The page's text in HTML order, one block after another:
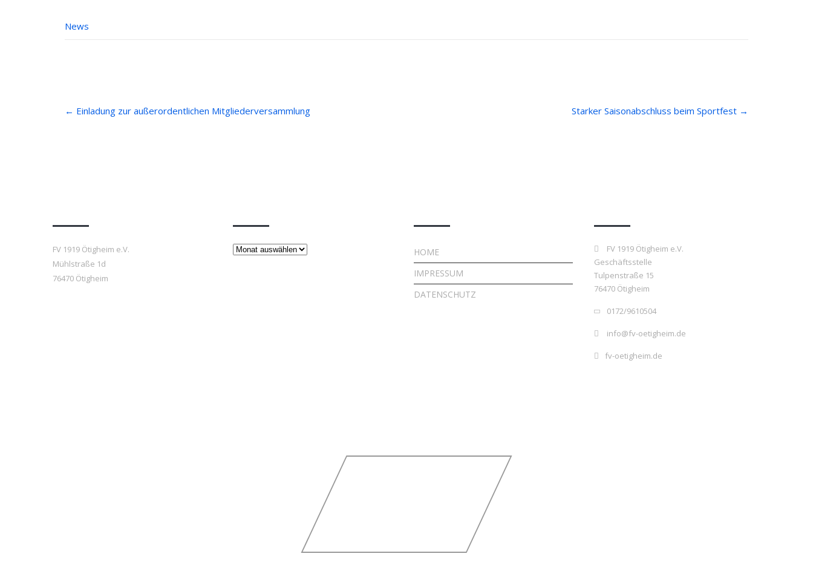
News
navigation
← Einladung zur außerordentlichen Mitgliederversammlung Starker Saisonabschluss beim Sportfest →
FV 1919 Ötigheim e.V.
Mühlstraße 1d
76470 Ötigheim
Beiträge
HOME
IMPRESSUM
DATENSCHUTZ
FV 1919 Ötigheim e.V.
Geschäftsstelle
Tulpenstraße 15
76470 Ötigheim
0172/9610504
info@fv-oetigheim.de
fv-oetigheim.de